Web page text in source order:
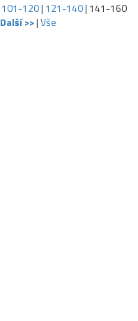
101-120| 121-140| 141-160
Další >>|Vše